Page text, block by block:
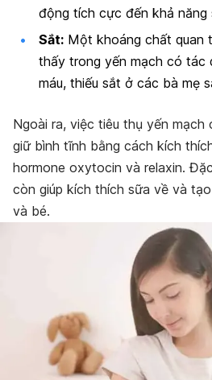
động tích cực đến khả năng
Sắt: Một khoáng chất quan
thấy trong yến mạch có tác
máu, thiếu sắt ở các bà mẹ
Ngoài ra, việc tiêu thụ yến mạch
giữ bình tĩnh bằng cách kích
hormone oxytocin và relaxin.
còn giúp kích thích sữa về và
và bé.